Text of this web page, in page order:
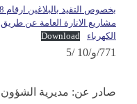
مشاريع الانارة العامة عن
الكهرباء
Download
771/و/10 /5
صادر عن: مديرية الشؤون